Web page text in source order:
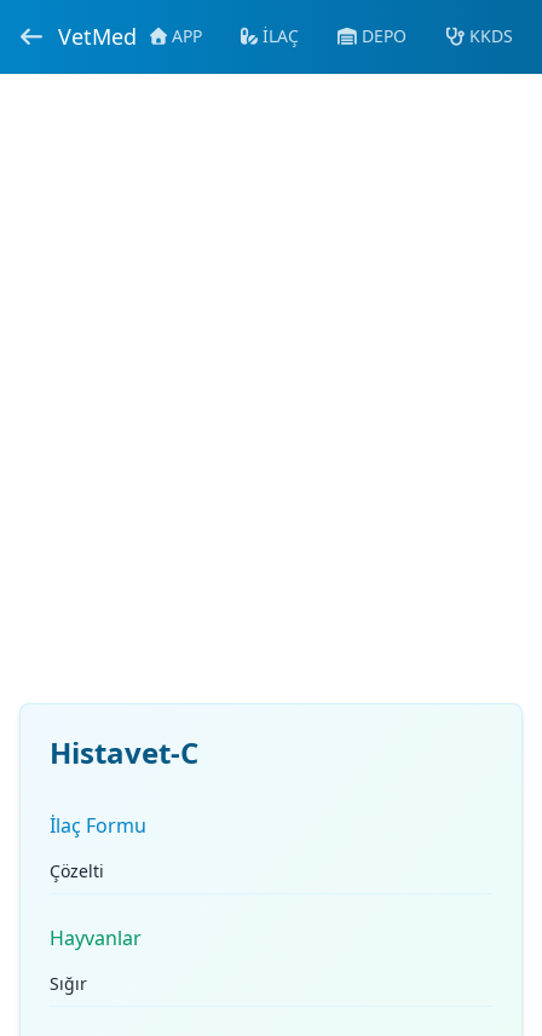
VetMed APP İLAÇ DEPO KKDS
Histavet-C
İlaç Formu
Çözelti
Hayvanlar
Sığır